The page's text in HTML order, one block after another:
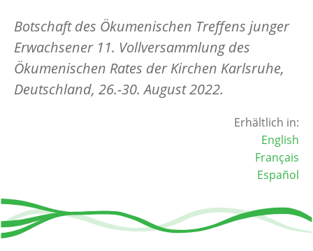
Botschaft des Ökumenischen Treffens junger
Erwachsener 11. Vollversammlung des
Ökumenischen Rates der Kirchen Karlsruhe,
Deutschland, 26.-30. August 2022.
Erhältlich in:
English
Français
Español